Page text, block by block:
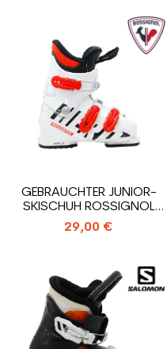
GEBRAUCHTER JUNIOR-
SKISCHUH ROSSIGNOL
HERO J3_3 HAKEN
29,00 €